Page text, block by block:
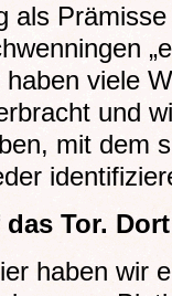
als
viele
und
mit dem
Tor.
haben wir